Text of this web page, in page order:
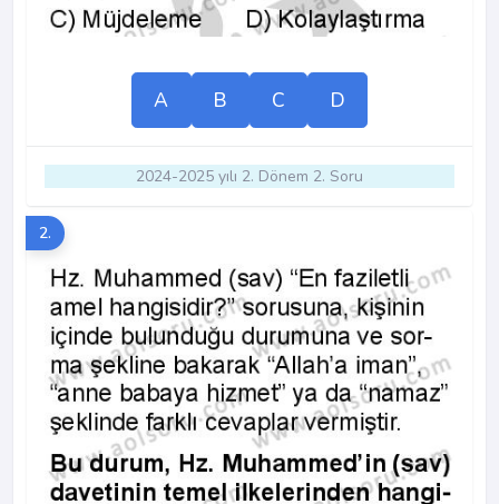
A B C D
2024-2025 yılı 2. Dönem 2. Soru
2.